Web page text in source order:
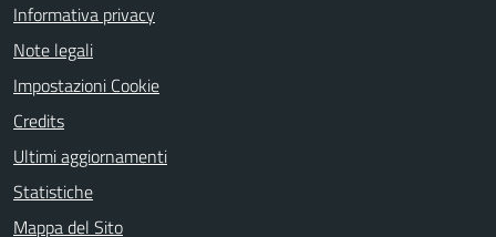
Informativa privacy
Note legali
Impostazioni Cookie
Credits
Ultimi aggiornamenti
Statistiche
Mappa del Sito